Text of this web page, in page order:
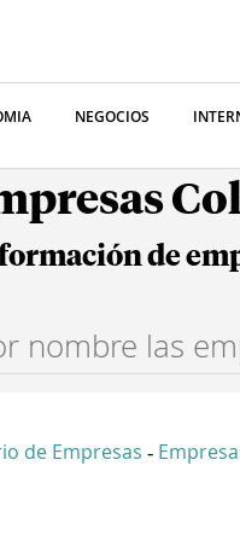
NEGOCIOS
de
de Empresas -